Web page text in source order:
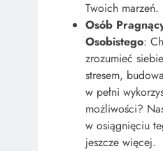
Twoich marzeń.
Osób
Osobistego:
zrozumieć
stresem,
w pełni
możliwości?
w osiągnięciu
jeszcze więcej.